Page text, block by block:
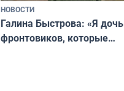
НОВОСТИ
Галина Быстрова: «Я дочь
фронтовиков, которые